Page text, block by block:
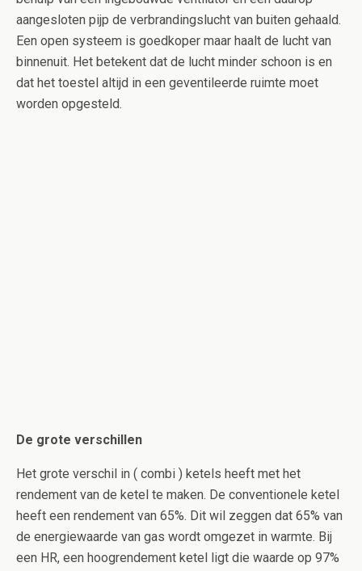
aangesloten pijp de verbrandingslucht van buiten gehaald.
Een open systeem is goedkoper maar haalt de lucht van
binnenuit. Het betekent dat de lucht minder schoon is en
dat het toestel altijd in een geventileerde ruimte moet
worden opgesteld.
De grote verschillen
Het grote verschil in ( combi ) ketels heeft met het
rendement van de ketel te maken. De conventionele ketel
heeft een rendement van 65%. Dit wil zeggen dat 65% van
de energiewaarde van gas wordt omgezet in warmte. Bij
een HR, een hoogrendement ketel ligt die waarde op 97%